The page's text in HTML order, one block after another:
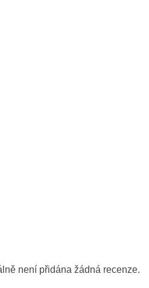
není přidána žádná recenze.